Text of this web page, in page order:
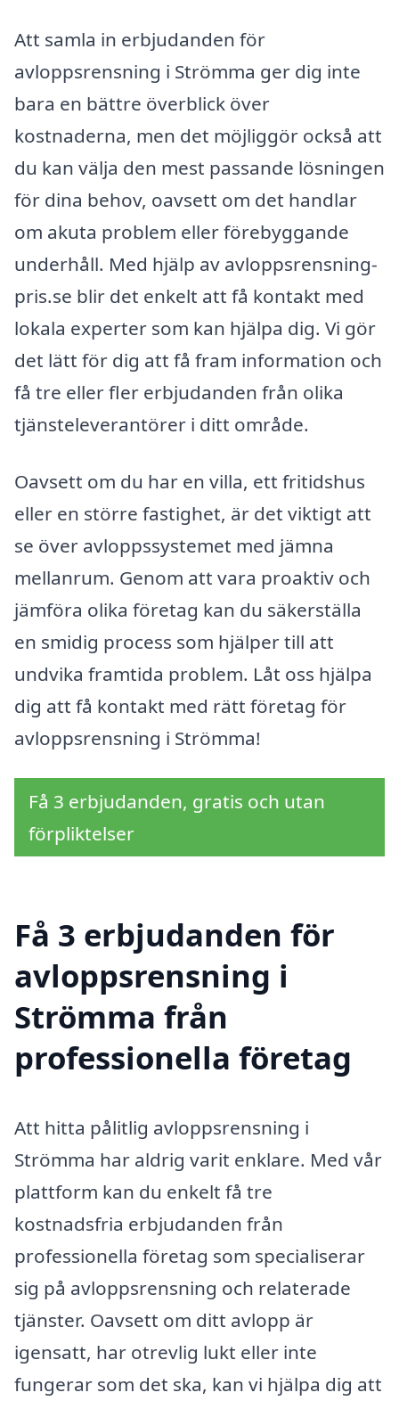
Att samla in erbjudanden för
avloppsrensning i Strömma ger dig inte
bara en bättre överblick över
kostnaderna, men det möjliggör också att
du kan välja den mest passande lösningen
för dina behov, oavsett om det handlar
om akuta problem eller förebyggande
underhåll. Med hjälp av avloppsrensning-
pris.se blir det enkelt att få kontakt med
lokala experter som kan hjälpa dig. Vi gör
det lätt för dig att få fram information och
få tre eller fler erbjudanden från olika
tjänsteleverantörer i ditt område.
Oavsett om du har en villa, ett fritidshus
eller en större fastighet, är det viktigt att
se över avloppssystemet med jämna
mellanrum. Genom att vara proaktiv och
jämföra olika företag kan du säkerställa
en smidig process som hjälper till att
undvika framtida problem. Låt oss hjälpa
dig att få kontakt med rätt företag för
avloppsrensning i Strömma!
Få 3 erbjudanden, gratis och utan
förpliktelser
Få 3 erbjudanden för
avloppsrensning i
Strömma från
professionella företag
Att hitta pålitlig avloppsrensning i
Strömma har aldrig varit enklare. Med vår
plattform kan du enkelt få tre
kostnadsfria erbjudanden från
professionella företag som specialiserar
sig på avloppsrensning och relaterade
tjänster. Oavsett om ditt avlopp är
igensatt, har otrevlig lukt eller inte
fungerar som det ska, kan vi hjälpa dig att